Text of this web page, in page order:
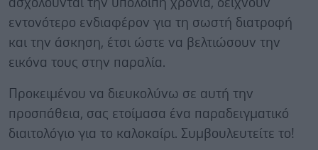
ασχολούνται την υπόλοιπη χρονιά, δείχνουν
εντονότερο ενδιαφέρον για τη σωστή διατροφή
και την άσκηση, έτσι ώστε να βελτιώσουν την
εικόνα τους στην παραλία.
Προκειμένου να διευκολύνω σε αυτή την
προσπάθεια, σας ετοίμασα ένα παραδειγματικό
διαιτολόγιο για το καλοκαίρι. Συμβουλευτείτε το!